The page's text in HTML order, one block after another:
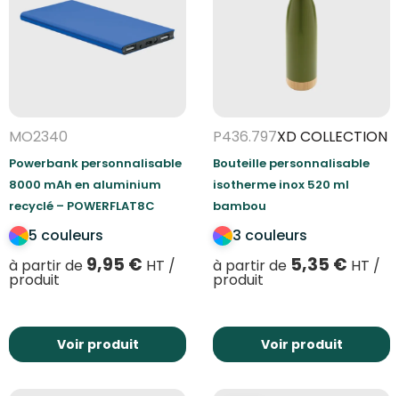
MO2340
Powerbank personnalisable
8000 mAh en aluminium
recyclé – POWERFLAT8C
5 couleurs
à partir de 9,95 € HT /
produit
Voir produit
P436.797XD COLLECTION
Bouteille personnalisable
isotherme inox 520 ml
bambou
3 couleurs
à partir de 5,35 € HT /
produit
Voir produit